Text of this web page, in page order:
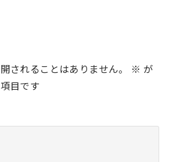
されることはありません。 ※ が
目です